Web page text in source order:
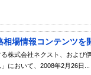
場情報コンテンツを
株式会社ネクスト、および
において、2008年2月26日...